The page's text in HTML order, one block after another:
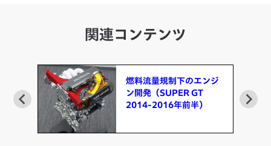
関連コンテンツ
燃料流量規制下のエンジ
ン開発（SUPER GT
2014-2016年前半）